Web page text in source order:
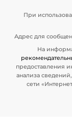
При
Адрес для
На
предоставления
анализа
сети